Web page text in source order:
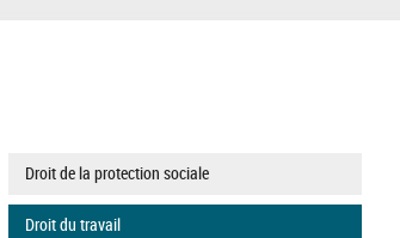
Droit de la protection sociale
Droit du travail